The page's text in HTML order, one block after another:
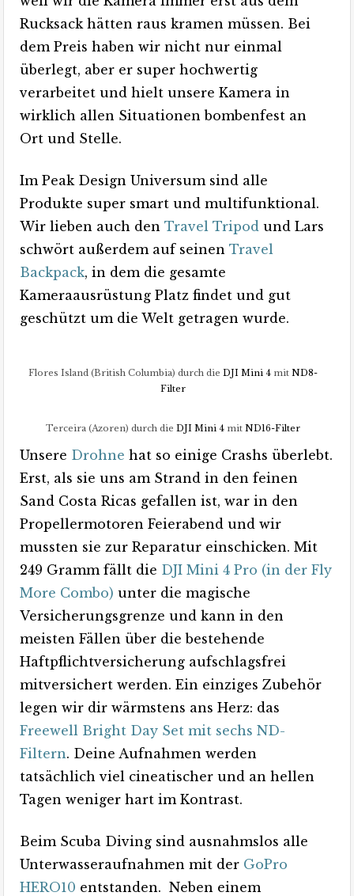
Rucksack hätten raus kramen müssen. Bei
dem Preis haben wir nicht nur einmal
überlegt, aber er super hochwertig
verarbeitet und hielt unsere Kamera in
wirklich allen Situationen bombenfest an
Ort und Stelle.
Im Peak Design Universum sind alle
Produkte super smart und multifunktional.
Wir lieben auch denTravel Tripod und Lars
schwört außerdem auf seinenTravel
Backpack, in dem die gesamte
Kameraausrüstung Platz findet und gut
geschützt um die Welt getragen wurde.
Flores Island (British Columbia) durch die DJI Mini 4 mit ND8-
Filter
Terceira (Azoren) durch die DJI Mini 4 mit ND16-Filter
Unsere Drohne hat so einige Crashs überlebt.
Erst, als sie uns am Strand in den feinen
Sand Costa Ricas gefallen ist, war in den
Propellermotoren Feierabend und wir
mussten sie zur Reparatur einschicken. Mit
249 Gramm fällt die DJI Mini 4 Pro (in der Fly
More Combo) unter die magische
Versicherungsgrenze und kann in den
meisten Fällen über die bestehende
Haftpflichtversicherung aufschlagsfrei
mitversichert werden. Ein einziges Zubehör
legen wir dir wärmstens ans Herz: das
Freewell Bright Day Set mit sechs ND-
Filtern. Deine Aufnahmen werden
tatsächlich viel cineatischer und an hellen
Tagen weniger hart im Kontrast.
Beim Scuba Diving sind ausnahmslos alle
Unterwasseraufnahmen mit der GoPro
HERO10 entstanden. Neben einem